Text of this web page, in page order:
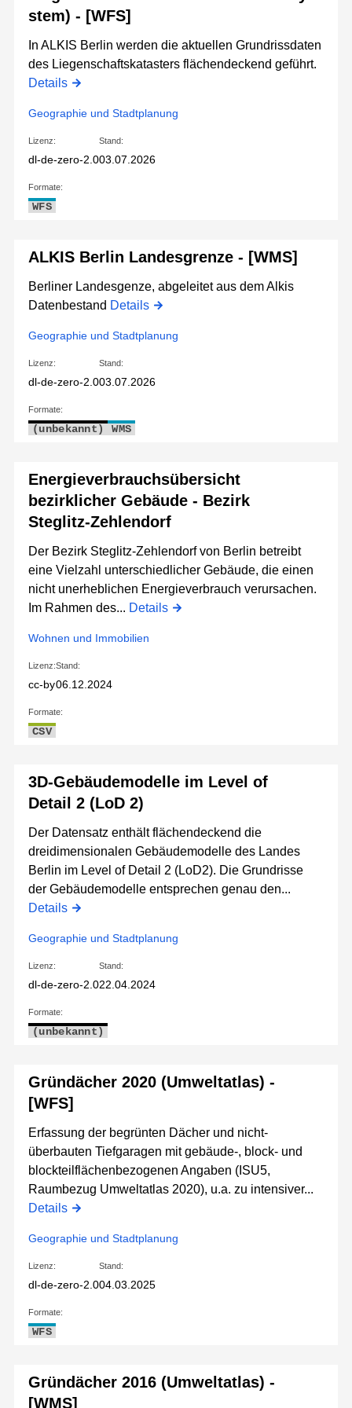
stem) - [WFS]
In ALKIS Berlin werden die aktuellen Grundrissdaten
des Liegenschaftskatasters flächendeckend geführt.
Details
Geographie und Stadtplanung
Lizenz:
dl-de-zero-2.0
Stand:
03.07.2026
Formate:
WFS
ALKIS Berlin Landesgrenze - [WMS]
Berliner Landesgenze, abgeleitet aus dem Alkis
Datenbestand Details
Geographie und Stadtplanung
Lizenz:
dl-de-zero-2.0
Stand:
03.07.2026
Formate:
(unbekannt) WMS
Energieverbrauchsübersicht
bezirklicher Gebäude - Bezirk
Steglitz-Zehlendorf
Der Bezirk Steglitz-Zehlendorf von Berlin betreibt
eine Vielzahl unterschiedlicher Gebäude, die einen
nicht unerheblichen Energieverbrauch verursachen.
Im Rahmen des... Details
Wohnen und Immobilien
Lizenz:
cc-by
Stand:
06.12.2024
Formate:
CSV
3D-Gebäudemodelle im Level of
Detail 2 (LoD 2)
Der Datensatz enthält flächendeckend die
dreidimensionalen Gebäudemodelle des Landes
Berlin im Level of Detail 2 (LoD2). Die Grundrisse
der Gebäudemodelle entsprechen genau den...
Details
Geographie und Stadtplanung
Lizenz:
dl-de-zero-2.0
Stand:
22.04.2024
Formate:
(unbekannt)
Gründächer 2020 (Umweltatlas) -
[WFS]
Erfassung der begrünten Dächer und nicht-
überbauten Tiefgaragen mit gebäude-, block- und
blockteilflächenbezogenen Angaben (ISU5,
Raumbezug Umweltatlas 2020), u.a. zu intensiver...
Details
Geographie und Stadtplanung
Lizenz:
dl-de-zero-2.0
Stand:
04.03.2025
Formate:
WFS
Gründächer 2016 (Umweltatlas) -
[WMS]